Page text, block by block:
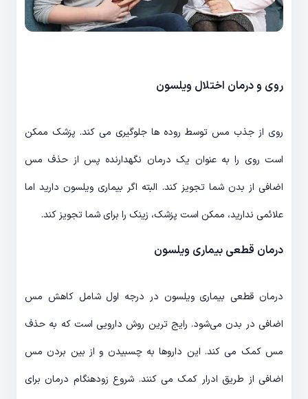
روی و درمان اختلال ویلسون
روی از جذب مس توسط روده ها جلوگیری می کند. پزشک ممکن
است روی را به عنوان یک درمان نگهدارنده پس از حذف مس
اضافی از بدن شما تجویز کند. البته اگر بیماری ویلسون دارید اما
علائمی ندارید، ممکن است پزشک، زینک را برای شما تجویز کند.
درمان قطعی بیماری ویلسون
درمان قطعی بیماری ویلسون در درجه اول شامل کاهش مس
اضافی در بدن می‌شود. رایج ترین روش دارویی است که به حذف
مس کمک می کند. این داروها به چسبیدن و از بین بردن مس
اضافی از طریق ادرار کمک می کنند. شروع زودهنگام درمان برای